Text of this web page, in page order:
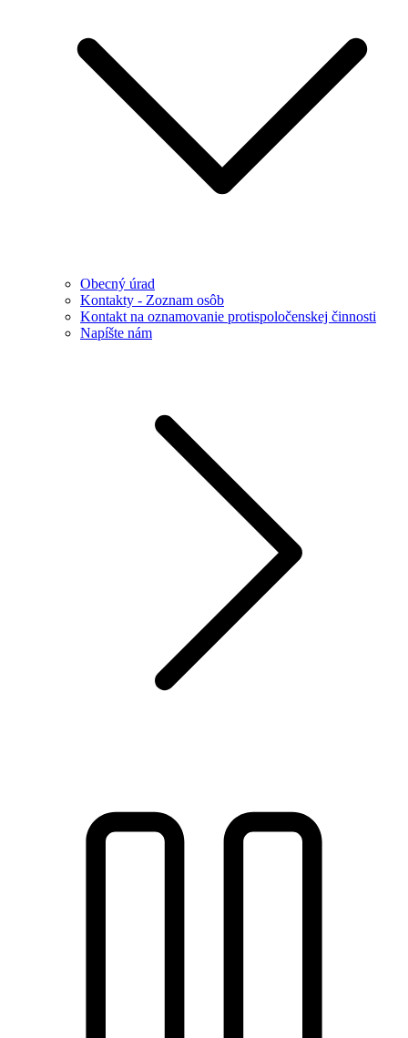
Obecný úrad
Kontakty - Zoznam osôb
Kontakt na oznamovanie protispoločenskej činnosti
Napíšte nám